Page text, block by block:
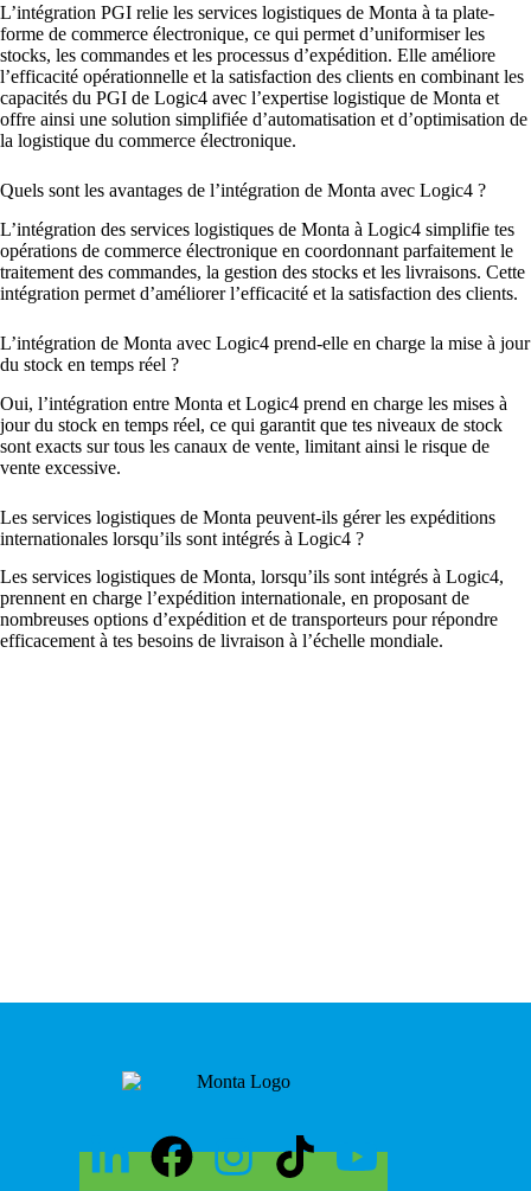
L’intégration PGI relie les services logistiques de Monta à ta plate-
forme de commerce électronique, ce qui permet d’uniformiser les
stocks, les commandes et les processus d’expédition. Elle améliore
l’efficacité opérationnelle et la satisfaction des clients en combinant les
capacités du PGI de Logic4 avec l’expertise logistique de Monta et
offre ainsi une solution simplifiée d’automatisation et d’optimisation de
la logistique du commerce électronique.
Quels sont les avantages de l’intégration de Monta avec Logic4 ?
L’intégration des services logistiques de Monta à Logic4 simplifie tes
opérations de commerce électronique en coordonnant parfaitement le
traitement des commandes, la gestion des stocks et les livraisons. Cette
intégration permet d’améliorer l’efficacité et la satisfaction des clients.
L’intégration de Monta avec Logic4 prend-elle en charge la mise à jour
du stock en temps réel ?
Oui, l’intégration entre Monta et Logic4 prend en charge les mises à
jour du stock en temps réel, ce qui garantit que tes niveaux de stock
sont exacts sur tous les canaux de vente, limitant ainsi le risque de
vente excessive.
Les services logistiques de Monta peuvent-ils gérer les expéditions
internationales lorsqu’ils sont intégrés à Logic4 ?
Les services logistiques de Monta, lorsqu’ils sont intégrés à Logic4,
prennent en charge l’expédition internationale, en proposant de
nombreuses options d’expédition et de transporteurs pour répondre
efficacement à tes besoins de livraison à l’échelle mondiale.